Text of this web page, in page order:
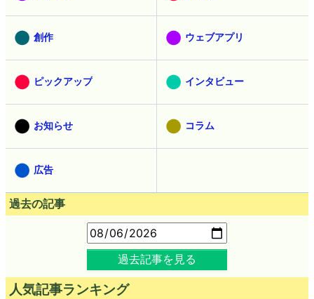
創作 ウェブアプリ
ピックアップ インタビュー
お知らせ コラム
広告
過去の記事
過去記事を見る
人気記事ランキング